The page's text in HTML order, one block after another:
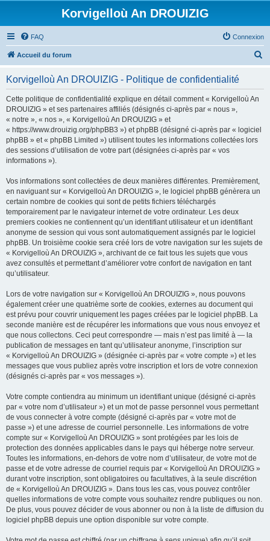
Korvigelloù An DROUIZIG
FAQ Connexion
Accueil du forum
Korvigelloù An DROUIZIG - Politique de confidentialité
Cette politique de confidentialité explique en détail comment « Korvigelloù An
DROUIZIG » et ses partenaires affiliés (désignés ci-après par « nous »,
« notre », « nos », « Korvigelloù An DROUIZIG » et
« https://www.drouizig.org/phpBB3 ») et phpBB (désigné ci-après par « logiciel
phpBB » et « phpBB Limited ») utilisent toutes les informations collectées lors
des sessions d’utilisation de votre part (désignées ci-après par « vos
informations »).
Vos informations sont collectées de deux manières différentes. Premièrement,
en naviguant sur « Korvigelloù An DROUIZIG », le logiciel phpBB génèrera un
certain nombre de cookies qui sont de petits fichiers téléchargés
temporairement par le navigateur internet de votre ordinateur. Les deux
premiers cookies ne contiennent qu’un identifiant utilisateur et un identifiant
anonyme de session qui vous sont automatiquement assignés par le logiciel
phpBB. Un troisième cookie sera créé lors de votre navigation sur les sujets de
« Korvigelloù An DROUIZIG », archivant de ce fait tous les sujets que vous
avez consultés et permettant d’améliorer votre confort de navigation en tant
qu’utilisateur.
Lors de votre navigation sur « Korvigelloù An DROUIZIG », nous pouvons
également créer une quatrième sorte de cookies, externes au document qui
est prévu pour couvrir uniquement les pages créées par le logiciel phpBB. La
seconde manière est de récupérer les informations que vous nous envoyez et
que nous collectons. Ceci peut correspondre — mais n’est pas limité à — la
publication de messages en tant qu’utilisateur anonyme, l’inscription sur
« Korvigelloù An DROUIZIG » (désignée ci-après par « votre compte ») et les
messages que vous publiez après votre inscription et lors de votre connexion
(désignés ci-après par « vos messages »).
Votre compte contiendra au minimum un identifiant unique (désigné ci-après
par « votre nom d’utilisateur ») et un mot de passe personnel vous permettant
de vous connecter à votre compte (désigné ci-après par « votre mot de
passe ») et une adresse de courriel personnelle. Les informations de votre
compte sur « Korvigelloù An DROUIZIG » sont protégées par les lois de
protection des données applicables dans le pays qui héberge notre serveur.
Toutes les informations, en-dehors de votre nom d’utilisateur, de votre mot de
passe et de votre adresse de courriel requis par « Korvigelloù An DROUIZIG »
durant votre inscription, sont obligatoires ou facultatives, à la seule discrétion
de « Korvigelloù An DROUIZIG ». Dans tous les cas, vous pouvez contrôler
quelles informations de votre compte vous souhaitez rendre publiques ou non.
De plus, vous pouvez décider de vous abonner ou non à la liste de diffusion du
logiciel phpBB depuis une option disponible sur votre compte.